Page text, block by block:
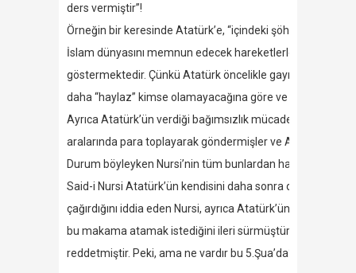
ders vermiştir”!
Örneğin bir keresinde Atatürk’e, “içindeki şöhret hissini
İslam dünyasını memnun edecek hareketlerle yapması
göstermektedir. Çünkü Atatürk öncelikle gayrimüslimlere,
daha “haylaz” kimse olamayacağına göre ve Atatürk
Ayrıca Atatürk’ün verdiği bağımsızlık mücadelesi tüm
aralarında para toplayarak göndermişler ve ATATÜRK’e
Durum böyleyken Nursi’nin tüm bunlardan habersiz,
Said-i Nursi Atatürk’ün kendisini daha sonra da
çağırdığını iddia eden Nursi, ayrıca Atatürk’ün Doğu
bu makama atamak istediğini ileri sürmüştür. Atatürk bu
reddetmiştir. Peki, ama ne vardır bu 5.Şua’da?